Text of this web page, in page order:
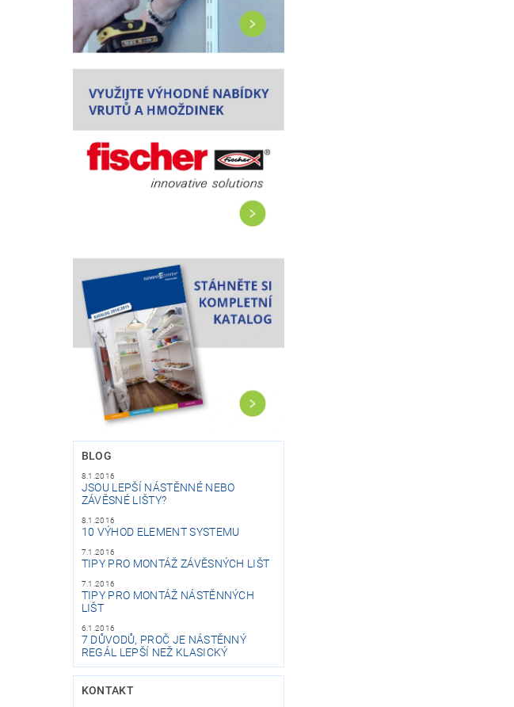
BLOG
8.1.2016
JSOU LEPŠÍ NÁSTĚNNÉ NEBO
ZÁVĚSNÉ LIŠTY?
8.1.2016
10 VÝHOD ELEMENT SYSTEMU
7.1.2016
TIPY PRO MONTÁŽ ZÁVĚSNÝCH LIŠT
7.1.2016
TIPY PRO MONTÁŽ NÁSTĚNNÝCH
LIŠT
6.1.2016
7 DŮVODŮ, PROČ JE NÁSTĚNNÝ
REGÁL LEPŠÍ NEŽ KLASICKÝ
KONTAKT